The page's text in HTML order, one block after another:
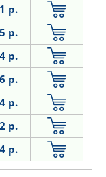
р.
р.
р.
р.
р.
р.
р.